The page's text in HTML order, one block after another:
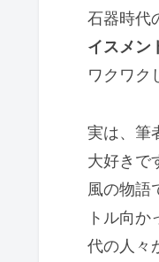
石器時代
イスメン
ワクワク
実は、筆
大好きで
風の物語
トル向
代の人々